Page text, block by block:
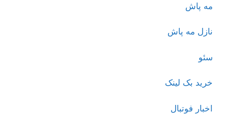
مه پاش
نازل مه پاش
سئو
خرید بک لینک
اخبار فوتبال